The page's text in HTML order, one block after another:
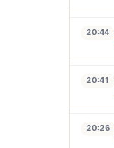
20:44
20:41
20:26